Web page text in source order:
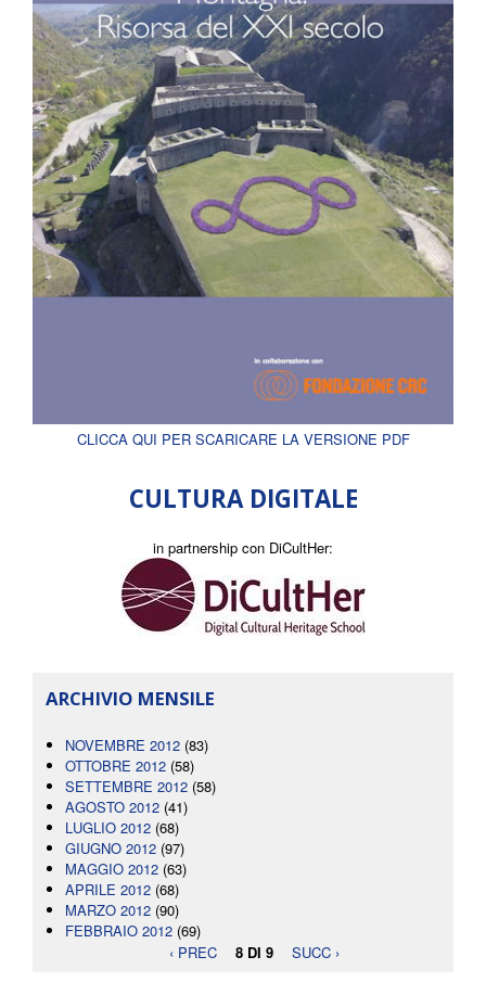
CLICCA QUI PER SCARICARE LA VERSIONE PDF
CULTURA DIGITALE
in partnership con DiCultHer:
ARCHIVIO MENSILE
NOVEMBRE 2012 (83)
OTTOBRE 2012 (58)
SETTEMBRE 2012 (58)
AGOSTO 2012 (41)
LUGLIO 2012 (68)
GIUGNO 2012 (97)
MAGGIO 2012 (63)
APRILE 2012 (68)
MARZO 2012 (90)
FEBBRAIO 2012 (69)
‹ PREC
8 DI 9 SUCC ›